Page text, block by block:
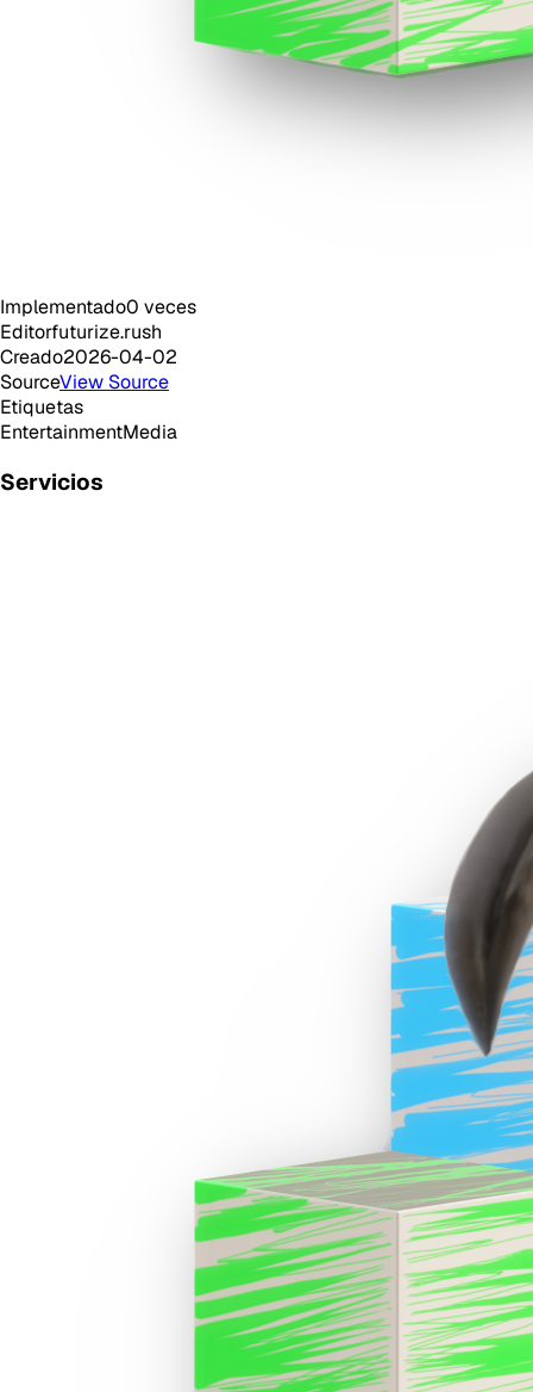
Implementado0 veces
Editorfuturize.rush
Creado2026-04-02
SourceView Source
Etiquetas
EntertainmentMedia
Servicios